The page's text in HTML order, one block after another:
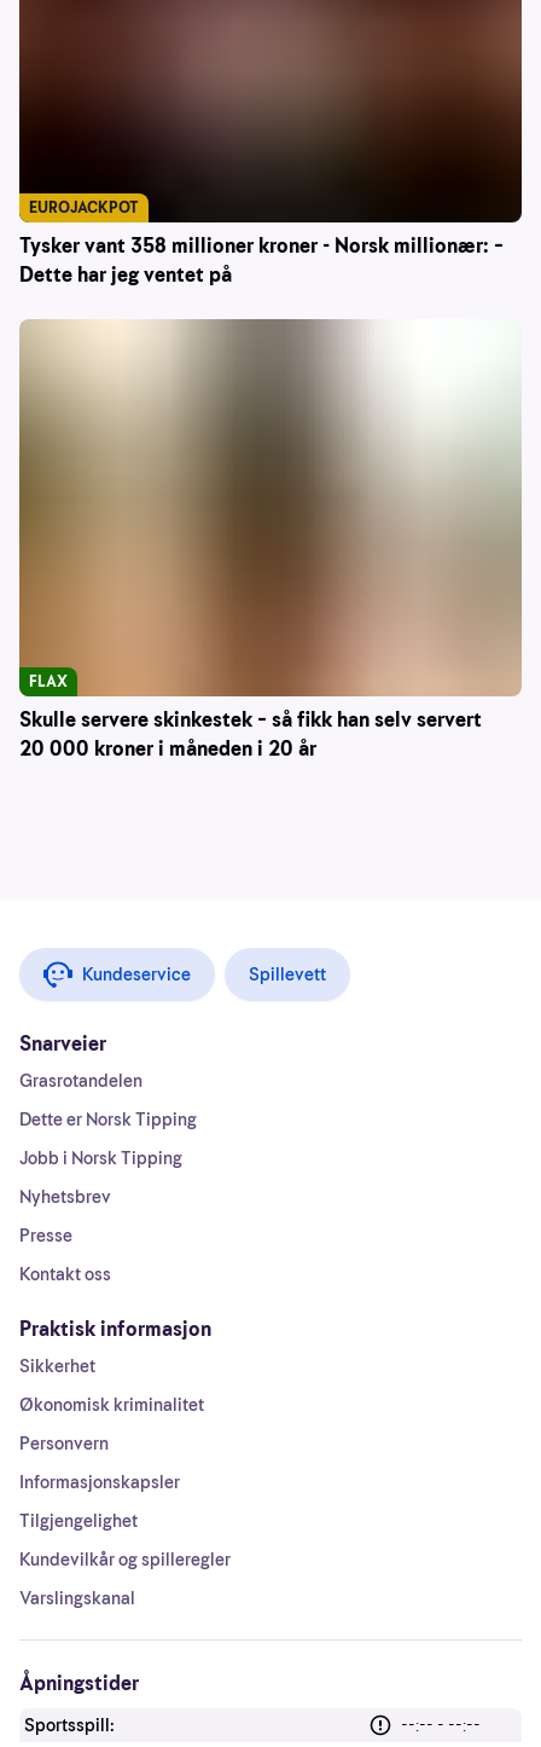
Tysker vant 358 millioner kroner - Norsk millionær: –
Dette har jeg ventet på
EUROJACKPOT
Skulle servere skinkestek – så fikk han selv servert
20 000 kroner i måneden i 20 år
FLAX
Kundeservice Spillevett
Snarveier
Grasrotandelen
Dette er Norsk Tipping
Jobb i Norsk Tipping
Nyhetsbrev
Presse
Kontakt oss
Praktisk informasjon
Sikkerhet
Økonomisk kriminalitet
Personvern
Informasjonskapsler
Tilgjengelighet
Kundevilkår og spilleregler
Varslingskanal
Åpningstider
Sportsspill: --:-- - --:--